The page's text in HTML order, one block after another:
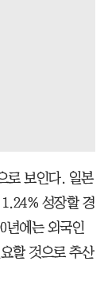
로 보인다. 일본
성장할 경
년에는 외국인
할 것으로 추산